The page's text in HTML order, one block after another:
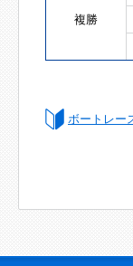
複勝
ボートレー